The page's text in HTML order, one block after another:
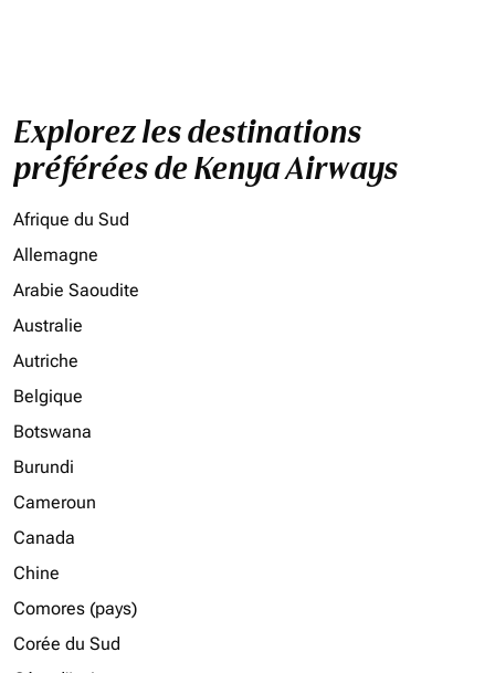
Explorez les destinations
préférées de Kenya Airways
Afrique du Sud
Allemagne
Arabie Saoudite
Australie
Autriche
Belgique
Botswana
Burundi
Cameroun
Canada
Chine
Comores (pays)
Corée du Sud